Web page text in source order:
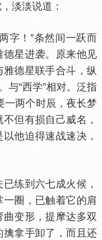
淡淡说道：
！”条然间一跃而
星进袭。原来他见
德星联手合斗，纵
与“西学”相对。泛指
一两个时辰，夜长梦
但有损自己威名，
他迫得速战速决，
练到六七成火候，
圈，已触着它的肩
变形，提摩达多双
拿手卸了，而且还